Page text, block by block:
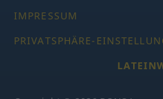
IMPRESSUM
PRIVATSPHÄRE-